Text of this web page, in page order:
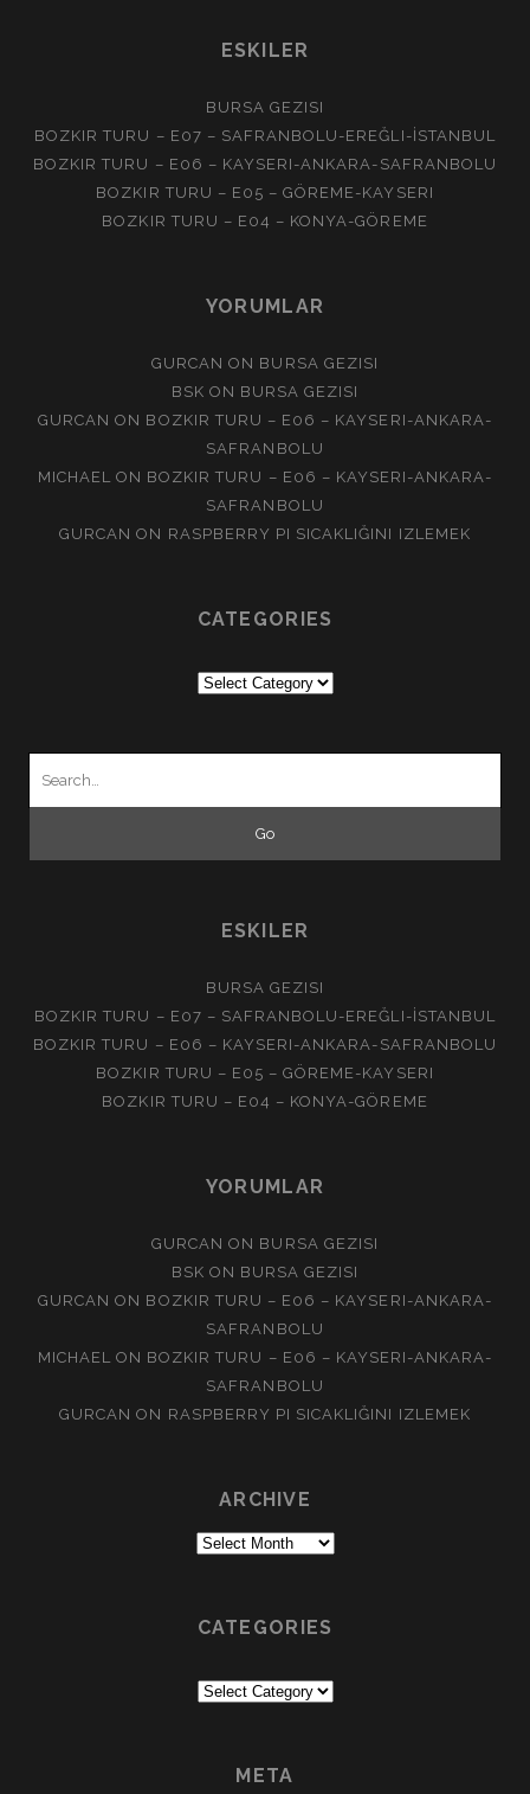
ESKILER
BURSA GEZISI
BOZKIR TURU – E07 – SAFRANBOLU-EREĞLI-İSTANBUL
BOZKIR TURU – E06 – KAYSERI-ANKARA-SAFRANBOLU
BOZKIR TURU – E05 – GÖREME-KAYSERI
BOZKIR TURU – E04 – KONYA-GÖREME
YORUMLAR
GURCAN ON BURSA GEZISI
BSK ON BURSA GEZISI
GURCAN ON BOZKIR TURU – E06 – KAYSERI-ANKARA-
SAFRANBOLU
MICHAELON BOZKIR TURU – E06 – KAYSERI-ANKARA-
SAFRANBOLU
GURCAN ON RASPBERRY PI SICAKLIĞINI IZLEMEK
CATEGORIES
ESKILER
BURSA GEZISI
BOZKIR TURU – E07 – SAFRANBOLU-EREĞLI-İSTANBUL
BOZKIR TURU – E06 – KAYSERI-ANKARA-SAFRANBOLU
BOZKIR TURU – E05 – GÖREME-KAYSERI
BOZKIR TURU – E04 – KONYA-GÖREME
YORUMLAR
GURCAN ON BURSA GEZISI
BSK ON BURSA GEZISI
GURCAN ON BOZKIR TURU – E06 – KAYSERI-ANKARA-
SAFRANBOLU
MICHAELON BOZKIR TURU – E06 – KAYSERI-ANKARA-
SAFRANBOLU
GURCAN ON RASPBERRY PI SICAKLIĞINI IZLEMEK
ARCHIVE
Archive
CATEGORIES
META